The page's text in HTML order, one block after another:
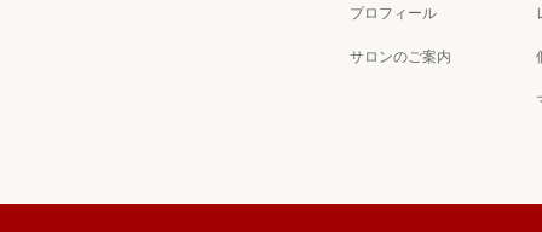
プロフィール
サロンのご案内